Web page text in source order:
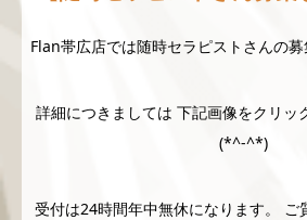
Flan帯広店では随時セラピストさんの募
詳細につきましては 下記画像をクリッ
(*^-^*)
受付は24時間年中無休になります。 ご